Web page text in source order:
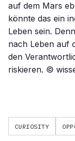
auf dem Mars
könnte das ein
Leben sein.
nach Leben auf
den
riskieren. ©
CURIOSITY